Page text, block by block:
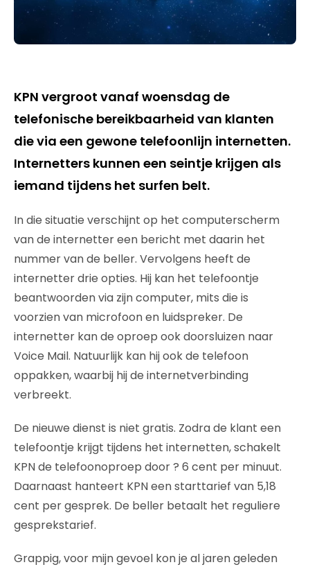
KPN vergroot vanaf woensdag de
telefonische bereikbaarheid van klanten
die via een gewone telefoonlijn internetten.
Internetters kunnen een seintje krijgen als
iemand tijdens het surfen belt.
In die situatie verschijnt op het computerscherm
van de internetter een bericht met daarin het
nummer van de beller. Vervolgens heeft de
internetter drie opties. Hij kan het telefoontje
beantwoorden via zijn computer, mits die is
voorzien van microfoon en luidspreker. De
internetter kan de oproep ook doorsluizen naar
Voice Mail. Natuurlijk kan hij ook de telefoon
oppakken, waarbij hij de internetverbinding
verbreekt.
De nieuwe dienst is niet gratis. Zodra de klant een
telefoontje krijgt tijdens het internetten, schakelt
KPN de telefoonoproep door ? 6 cent per minuut.
Daarnaast hanteert KPN een starttarief van 5,18
cent per gesprek. De beller betaalt het reguliere
gesprekstarief.
Grappig, voor mijn gevoel kon je al jaren geleden